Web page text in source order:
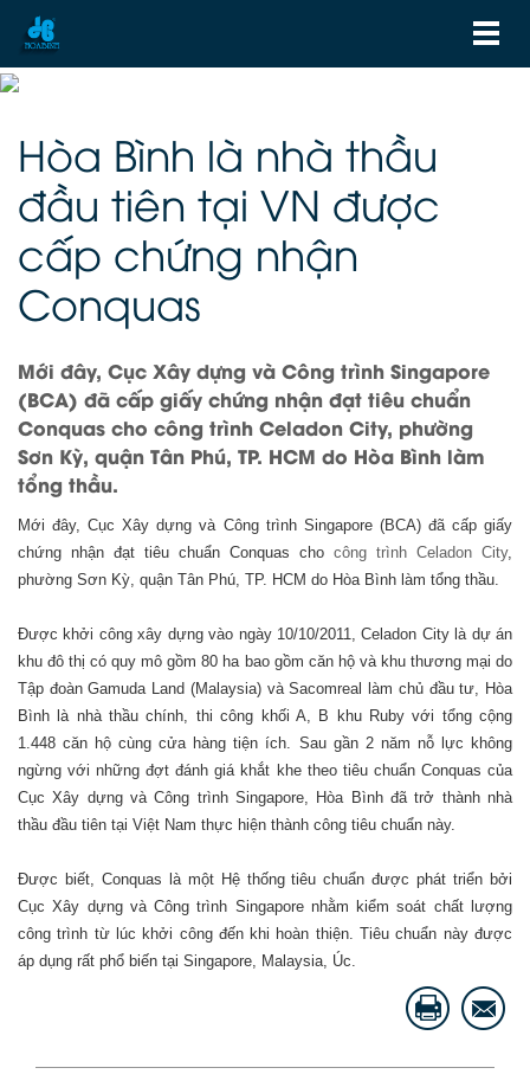
Hòa Bình là nhà thầu
đầu tiên tại VN được
cấp chứng nhận
Conquas
Mới đây, Cục Xây dựng và Công trình Singapore
(BCA) đã cấp giấy chứng nhận đạt tiêu chuẩn
Conquas cho công trình Celadon City, phường
Sơn Kỳ, quận Tân Phú, TP. HCM do Hòa Bình làm
tổng thầu.
Mới đây, Cục Xây dựng và Công trình Singapore (BCA) đã cấp giấy
chứng nhận đạt tiêu chuẩn Conquas cho công trình Celadon City,
phường Sơn Kỳ, quận Tân Phú, TP. HCM do Hòa Bình làm tổng thầu.
Được khởi công xây dựng vào ngày 10/10/2011, Celadon City là dự án
khu đô thị có quy mô gồm 80 ha bao gồm căn hộ và khu thương mại do
Tập đoàn Gamuda Land (Malaysia) và Sacomreal làm chủ đầu tư, Hòa
Bình là nhà thầu chính, thi công khối A, B khu Ruby với tổng cộng
1.448 căn hộ cùng cửa hàng tiện ích. Sau gần 2 năm nỗ lực không
ngừng với những đợt đánh giá khắt khe theo tiêu chuẩn Conquas của
Cục Xây dựng và Công trình Singapore, Hòa Bình đã trở thành nhà
thầu đầu tiên tại Việt Nam thực hiện thành công tiêu chuẩn này.
Được biết, Conquas là một Hệ thống tiêu chuẩn được phát triển bởi
Cục Xây dựng và Công trình Singapore nhằm kiểm soát chất lượng
công trình từ lúc khởi công đến khi hoàn thiện. Tiêu chuẩn này được
áp dụng rất phổ biến tại Singapore, Malaysia, Úc.